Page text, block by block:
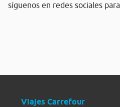
síguenos en redes sociales
Viajes Carrefour